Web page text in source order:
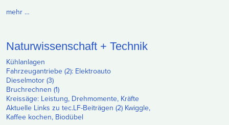
mehr …
Naturwissenschaft + Technik
Kühlanlagen
Fahrzeugantriebe (2): Elektroauto
Dieselmotor (3)
Bruchrechnen (1)
Kreissäge: Leistung, Drehmomente, Kräfte
Aktuelle Links zu tec.LF-Beiträgen (2) Kwiggle,
Kaffee kochen, Biodübel